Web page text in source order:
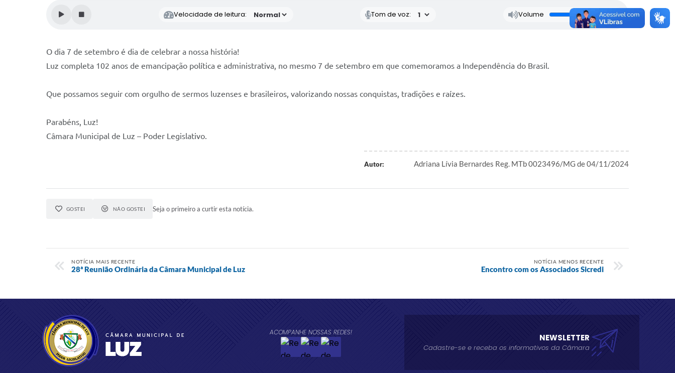
Velocidade de leitura: Tom de voz: Volume
O dia 7 de setembro é dia de celebrar a nossa história!
Luz completa 102 anos de emancipação política e administrativa, no mesmo 7 de setembro em que comemoramos a Independência do Brasil.
Que possamos seguir com orgulho de sermos luzenses e brasileiros, valorizando nossas conquistas, tradições e raízes.
Parabéns, Luz!
Câmara Municipal de Luz – Poder Legislativo.
Autor: Adriana Lívia Bernardes Reg. MTb 0023496/MG de 04/11/2024
GOSTEI NÃO GOSTEI Seja o primeiro a curtir esta notícia.
NOTÍCIA MAIS RECENTE
28ª Reunião Ordinária da Câmara Municipal de Luz
NOTÍCIA MENOS RECENTE
Encontro com os Associados Sicredi
ACOMPANHE NOSSAS REDES! NEWSLETTER
Cadastre-se e receba os informativos da Câmara